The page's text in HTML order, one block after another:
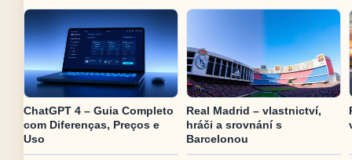
ChatGPT 4 – Guia Completo
com Diferenças, Preços e
Uso
Real Madrid – vlastnictví,
hráči a srovnání s
Barcelonou